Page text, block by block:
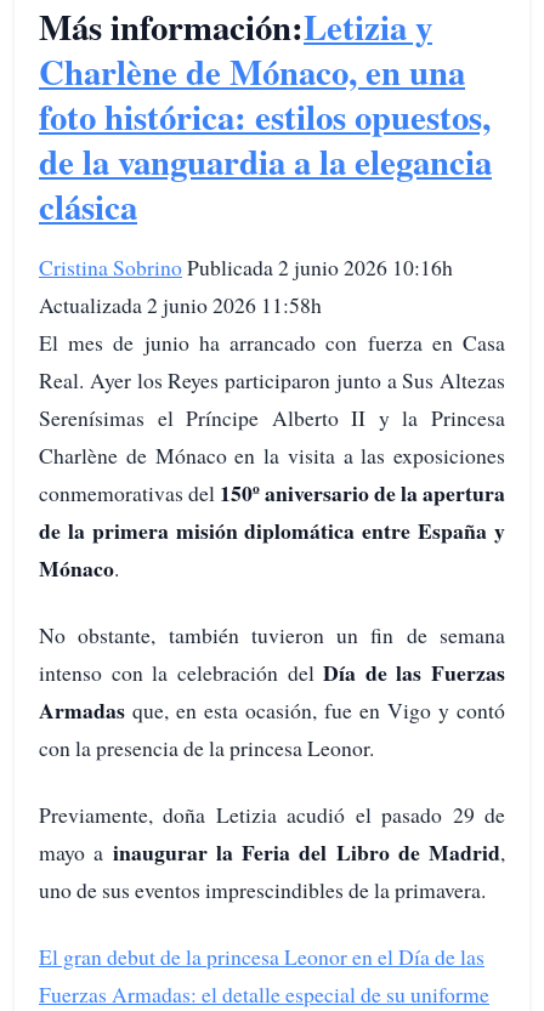
Más información:Letizia y
Charlène de Mónaco, en una
foto histórica: estilos opuestos,
de la vanguardia a la elegancia
clásica
Cristina SobrinoPublicada 2 junio 2026 10:16h
Actualizada 2 junio 2026 11:58h
El mes de junio ha arrancado con fuerza en Casa
Real. Ayer los Reyes participaron junto a Sus Altezas
Serenísimas el Príncipe Alberto II y la Princesa
Charlène de Mónaco en la visita a las exposiciones
conmemorativas del 150º aniversario de la apertura
de la primera misión diplomática entre España y
Mónaco.
No obstante, también tuvieron un fin de semana
intenso con la celebración delDía de las Fuerzas
Armadas que, en esta ocasión, fue en Vigo y contó
con la presencia de la princesa Leonor.
Previamente, doña Letizia acudió el pasado 29 de
mayo a inaugurar la Feria del Libro de Madrid,
uno de sus eventos imprescindibles de la primavera.
El gran debut de la princesa Leonor en el Día de las
Fuerzas Armadas: el detalle especial de su uniforme